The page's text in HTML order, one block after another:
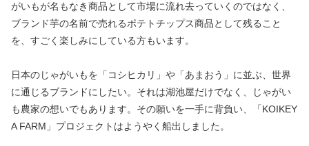
がいもが名もなき商品として市場に流れ去っていくのではなく、
ブランド芋の名前で売れるポテトチップス商品として残ること
を、すごく楽しみにしている方もいます。
日本のじゃがいもを「コシヒカリ」や「あまおう」に並ぶ、世界
に通じるブランドにしたい。それは湖池屋だけでなく、じゃがい
も農家の想いでもあります。その願いを一手に背負い、「KOIKEY
A FARM」プロジェクトはようやく船出しました。